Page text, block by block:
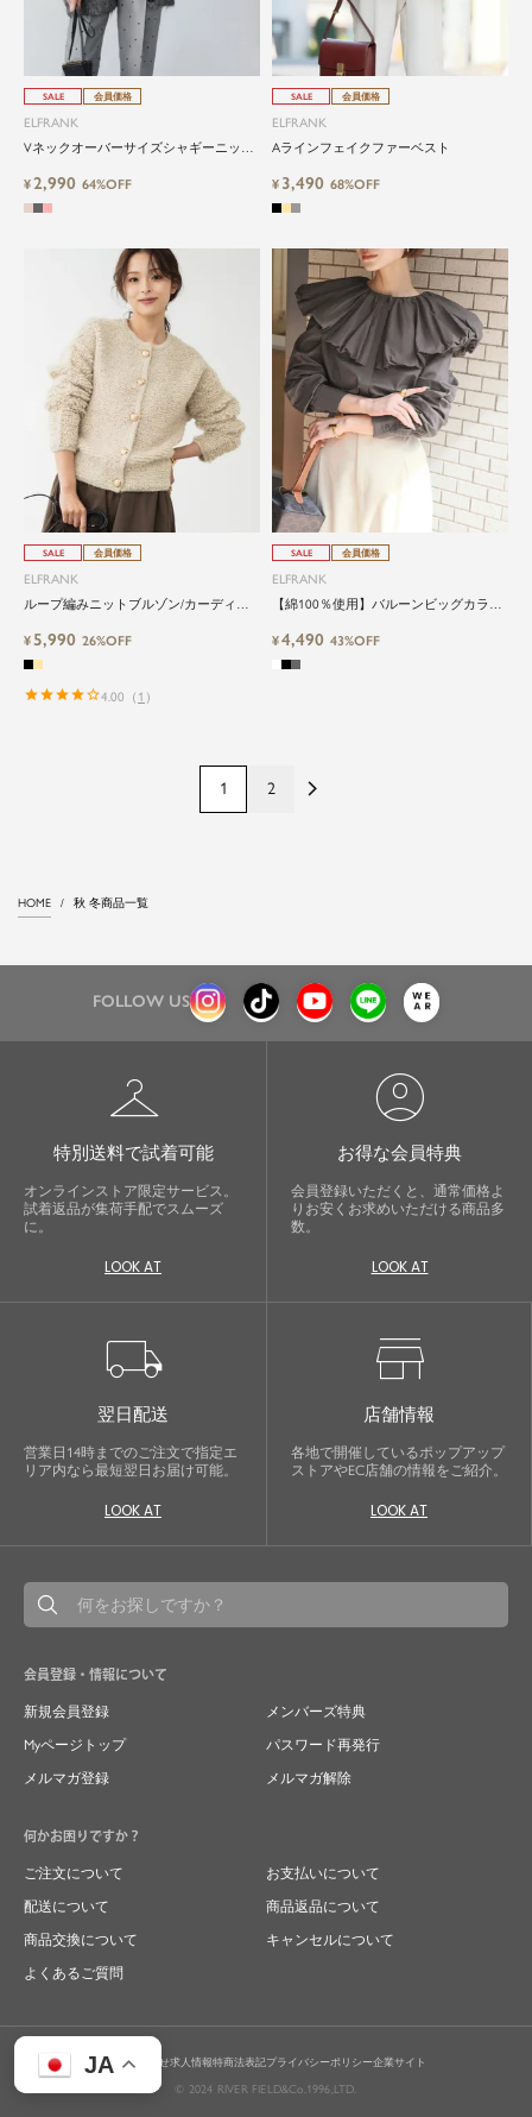
JA
SALE 会員価格
ELFRANK
Vネックオーバーサイズシャギーニット
¥2,990 64%OFF
SALE 会員価格
ELFRANK
Aラインフェイクファーベスト
¥ 3,490 68%OFF
SALE 会員価格
ELFRANK
ループ編みニットブルゾン/カーディガ
¥5,990 26%OFF
4.00 （ 1 ）
SALE 会員価格
ELFRANK
【綿100％使用】バルーンビッグカラー
¥4,490 43%OFF
1 2
HOME 秋 冬商品一覧
FOLLOW US
checkroom
特別送料で試着可能
オンラインストア限定サービス。
試着返品が集荷手配でスムーズ
に。
LOOK AT
account_circle
お得な会員特典
会員登録いただくと、通常価格よ
りお安くお求めいただける商品多
数。
LOOK AT
local_shipping
翌日配送
営業日14時までのご注文で指定エ
リア内なら最短翌日お届け可能。
LOOK AT
store
店舗情報
各地で開催しているポップアップ
ストアやEC店舗の情報をご紹介。
LOOK AT
会員登録・情報について
新規会員登録
メンバーズ特典
Myページトップ
パスワード再発行
メルマガ登録
メルマガ解除
何かお困りですか？
ご注文について
お支払いについて
配送について
商品返品について
商品交換について
キャンセルについて
よくあるご質問
お問い合わせ求人情報 特商法表記 プライバシーポリシー企業サイト
© 2024 RIVER FIELD&Co.1996,LTD.